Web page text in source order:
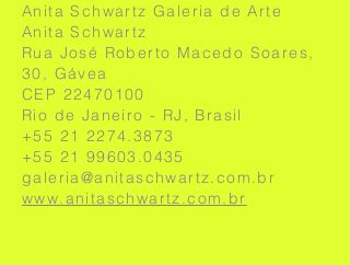
Anita Schwartz Galeria de Arte
Anita Schwartz
Rua José Roberto Macedo Soares,
30, Gávea
CEP 22470100
Rio de Janeiro - RJ, Brasil
+55 21 2274.3873
+55 21 99603.0435
galeria@anitaschwartz.com.br
www.anitaschwartz.com.br